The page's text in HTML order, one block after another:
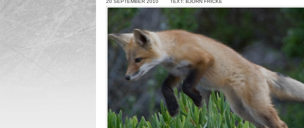
20 SEPTEMBER 2010 TEXT: BJÖRN FRICKE